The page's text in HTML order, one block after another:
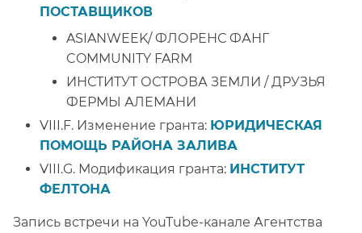
ПОСТАВЩИКОВ​​
ASIANWEEK/ ФЛОРЕНС ФАНГ
COMMUNITY FARM​​
ИНСТИТУТ ОСТРОВА ЗЕМЛИ / ДРУЗЬЯ
ФЕРМЫ АЛЕМАНИ​​
VIII.F. Изменение гранта: ЮРИДИЧЕСКАЯ
ПОМОЩЬ РАЙОНА ЗАЛИВА
VIII.G. Модификация гранта: ИНСТИТУТ
ФЕЛТОНА
Запись встречи на YouTube-канале Агентства